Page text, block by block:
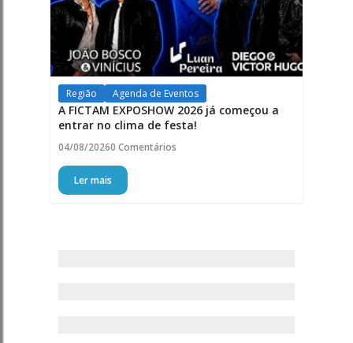
Região Agenda de Eventos
A FICTAM EXPOSHOW 2026 já começou a
entrar no clima de festa!
04/08/20260 Comentários
Ler mais